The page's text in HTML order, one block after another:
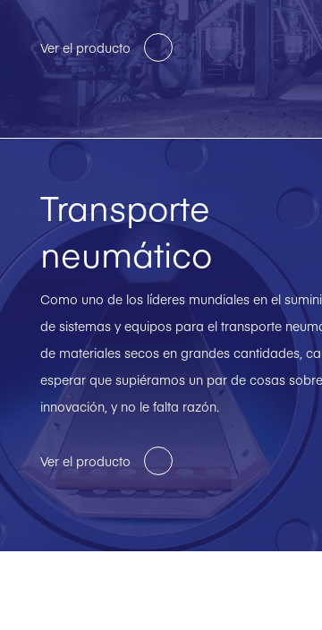
Ver el producto
Transporte
neumático
Como uno de los líderes mundiales en el
de sistemas y equipos para el transporte
de materiales secos en grandes cantidades,
esperar que supiéramos un par de cosas sobre
innovación, y no le falta razón.
Ver el producto